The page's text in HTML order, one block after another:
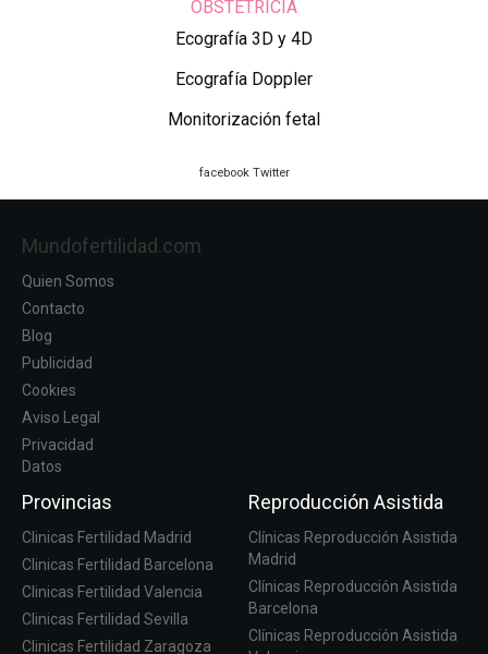
OBSTETRICIA
Ecografía 3D y 4D
Ecografía Doppler
Monitorización fetal
facebook Twitter
Mundofertilidad.com
Quien Somos
Contacto
Blog
Publicidad
Cookies
Aviso Legal
Privacidad
Datos
Provincias
Clinicas Fertilidad Madrid
Clinicas Fertilidad Barcelona
Clinicas Fertilidad Valencia
Clinicas Fertilidad Sevilla
Clinicas Fertilidad Zaragoza
Reproducción Asistida
Clínicas Reproducción Asistida
Madrid
Clínicas Reproducción Asistida
Barcelona
Clínicas Reproducción Asistida